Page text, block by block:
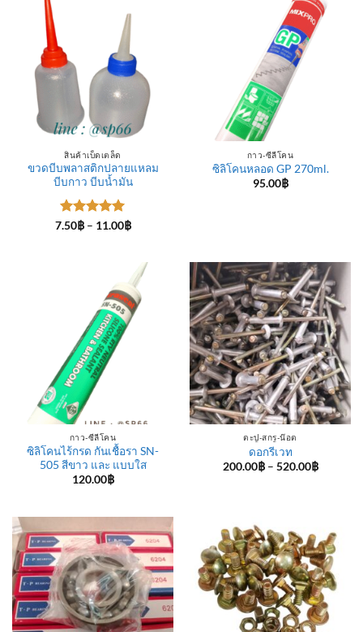
สินค้าเบ็ดเตล็ด
ขวดบีบพลาสติกปลายแหลม
บีบกาว บีบน้ำมัน
ให้คะแนน
7.50฿ – 11.00฿Price
11.00฿
กาว-ซีลีโคน
ซิลิโคนหลอด GP 270ml.
95.00฿
กาว-ซีลีโคน
ซิลิโคนไร้กรด กันเชื้อรา SN-
505 สีขาว และ แบบใส
120.00฿
ตะปู-สกรู-น๊อต
ดอกรีเวท
200.00฿ – 520.00฿Price